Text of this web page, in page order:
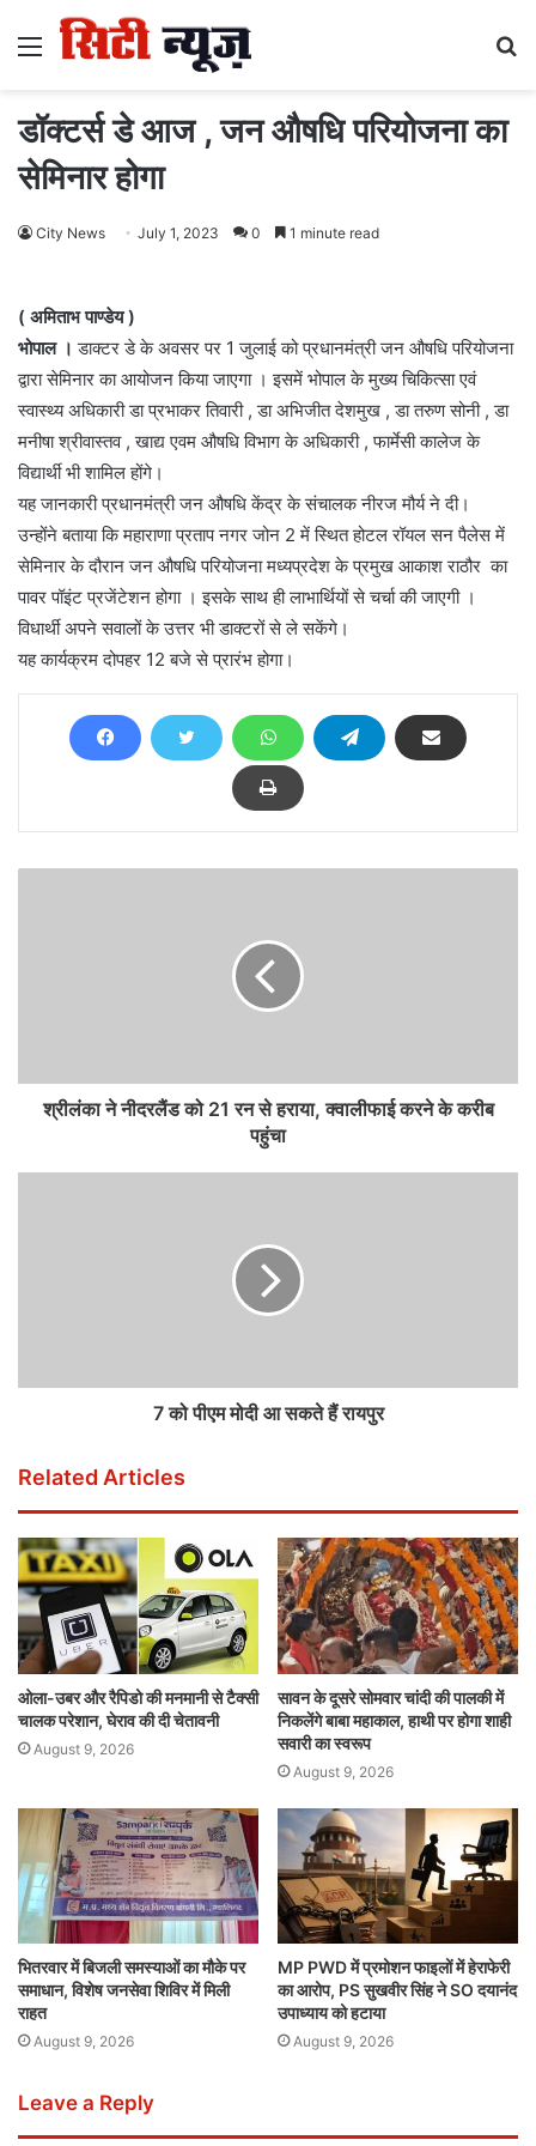
Menu
डॉक्टर्स डे आज , जन औषधि परियोजना का
सेमिनार होगा
City News July 1, 2023 0 1 minute read
( अमिताभ पाण्डेय )
भोपाल ।डाक्टर डे के अवसर पर 1 जुलाई को प्रधानमंत्री जन औषधि परियोजना
द्वारा सेमिनार का आयोजन किया जाएगा । इसमें भोपाल के मुख्य चिकित्सा एवं
स्वास्थ्य अधिकारी डा प्रभाकर तिवारी , डा अभिजीत देशमुख , डा तरुण सोनी , डा
मनीषा श्रीवास्तव , खाद्य एवम औषधि विभाग के अधिकारी , फार्मेसी कालेज के
विद्यार्थी भी शामिल होंगे।
यह जानकारी प्रधानमंत्री जन औषधि केंद्र के संचालक नीरज मौर्य ने दी।
उन्होंने बताया कि महाराणा प्रताप नगर जोन 2 में स्थित होटल रॉयल सन पैलेस में
सेमिनार के दौरान जन औषधि परियोजना मध्यप्रदेश के प्रमुख आकाश राठौर का
पावर पॉइंट प्रजेंटेशन होगा । इसके साथ ही लाभार्थियों से चर्चा की जाएगी ।
विधार्थी अपने सवालों के उत्तर भी डाक्टरों से ले सकेंगे।
यह कार्यक्रम दोपहर 12 बजे से प्रारंभ होगा।
श्रीलंका ने नीदरलैंड को 21 रन से हराया, क्वालीफाई करने के करीब
पहुंचा
7 को पीएम मोदी आ सकते हैं रायपुर
Related Articles
ओला-उबर और रैपिडो की मनमानी से टैक्सी
चालक परेशान, घेराव की दी चेतावनी
August 9, 2026
सावन के दूसरे सोमवार चांदी की पालकी में
निकलेंगे बाबा महाकाल, हाथी पर होगा शाही
सवारी का स्वरूप
August 9, 2026
भितरवार में बिजली समस्याओं का मौके पर
समाधान, विशेष जनसेवा शिविर में मिली
राहत
August 9, 2026
MP PWD में प्रमोशन फाइलों में हेराफेरी
का आरोप, PS सुखवीर सिंह ने SO दयानंद
उपाध्याय को हटाया
August 9, 2026
Leave a Reply